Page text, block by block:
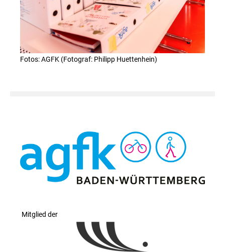
Fotos: AGFK (Fotograf: Philipp Huettenhein)
Mitglied der